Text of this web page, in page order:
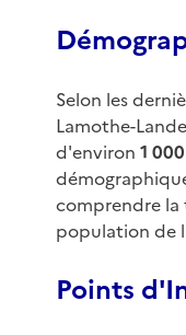
Selon les
Lamothe-
d'environ 1
comprendre la
population de
Points